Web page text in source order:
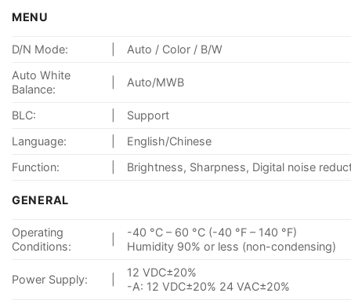
MENU
D/N Mode:
Auto / Color / B/W
Auto White
Balance:
Auto/MWB
BLC:
Support
Language:
English/Chinese
Function:
Brightness, Sharpness, Digital noise
GENERAL
Operating
Conditions:
-40 °C – 60 °C (-40 °F – 140 °F)
Humidity 90% or less (non-condensing)
Power Supply:
12 VDC±20%
-A: 12 VDC±20% 24 VAC±20%